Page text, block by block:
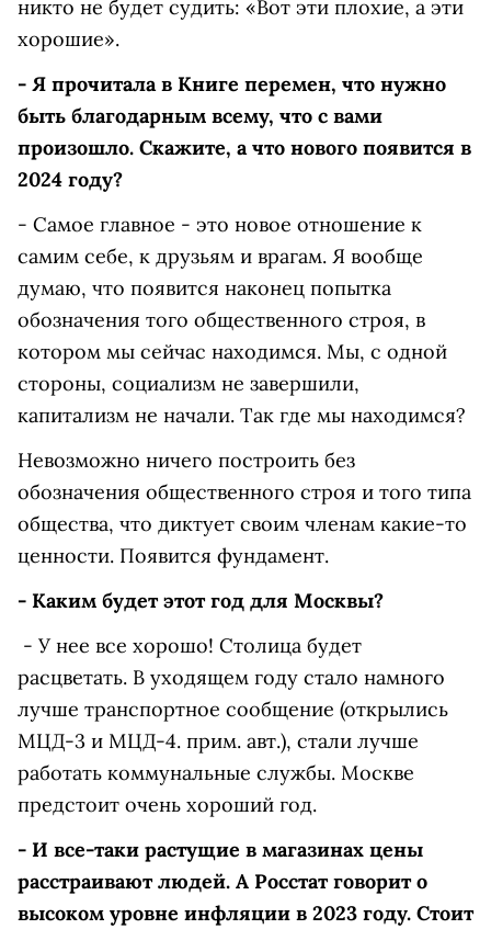
никто не будет судить: «Вот эти плохие, а эти
хорошие».
- Я прочитала в Книге перемен, что нужно
быть благодарным всему, что с вами
произошло. Скажите, а что нового появится в
2024 году?
- Самое главное - это новое отношение к
самим себе, к друзьям и врагам. Я вообще
думаю, что появится наконец попытка
обозначения того общественного строя, в
котором мы сейчас находимся. Мы, с одной
стороны, социализм не завершили,
капитализм не начали. Так где мы находимся?
Невозможно ничего построить без
обозначения общественного строя и того типа
общества, что диктует своим членам какие-то
ценности. Появится фундамент.
- Каким будет этот год для Москвы?
- У нее все хорошо! Столица будет
расцветать. В уходящем году стало намного
лучше транспортное сообщение (открылись
МЦД-3 и МЦД-4. прим. авт.), стали лучше
работать коммунальные службы. Москве
предстоит очень хороший год.
- И все-таки растущие в магазинах цены
расстраивают людей. А Росстат говорит о
высоком уровне инфляции в 2023 году. Стоит